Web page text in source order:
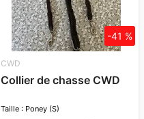
CWD
Collier de chasse CWD
Taille : Poney (S)
-41 %